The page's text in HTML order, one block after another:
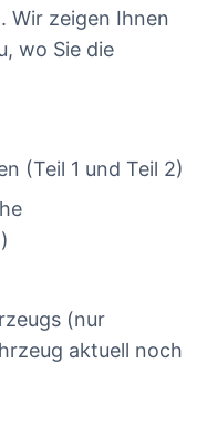
Wir zeigen Ihnen
wo Sie die
(Teil 1 und Teil 2)
(nur
aktuell noch